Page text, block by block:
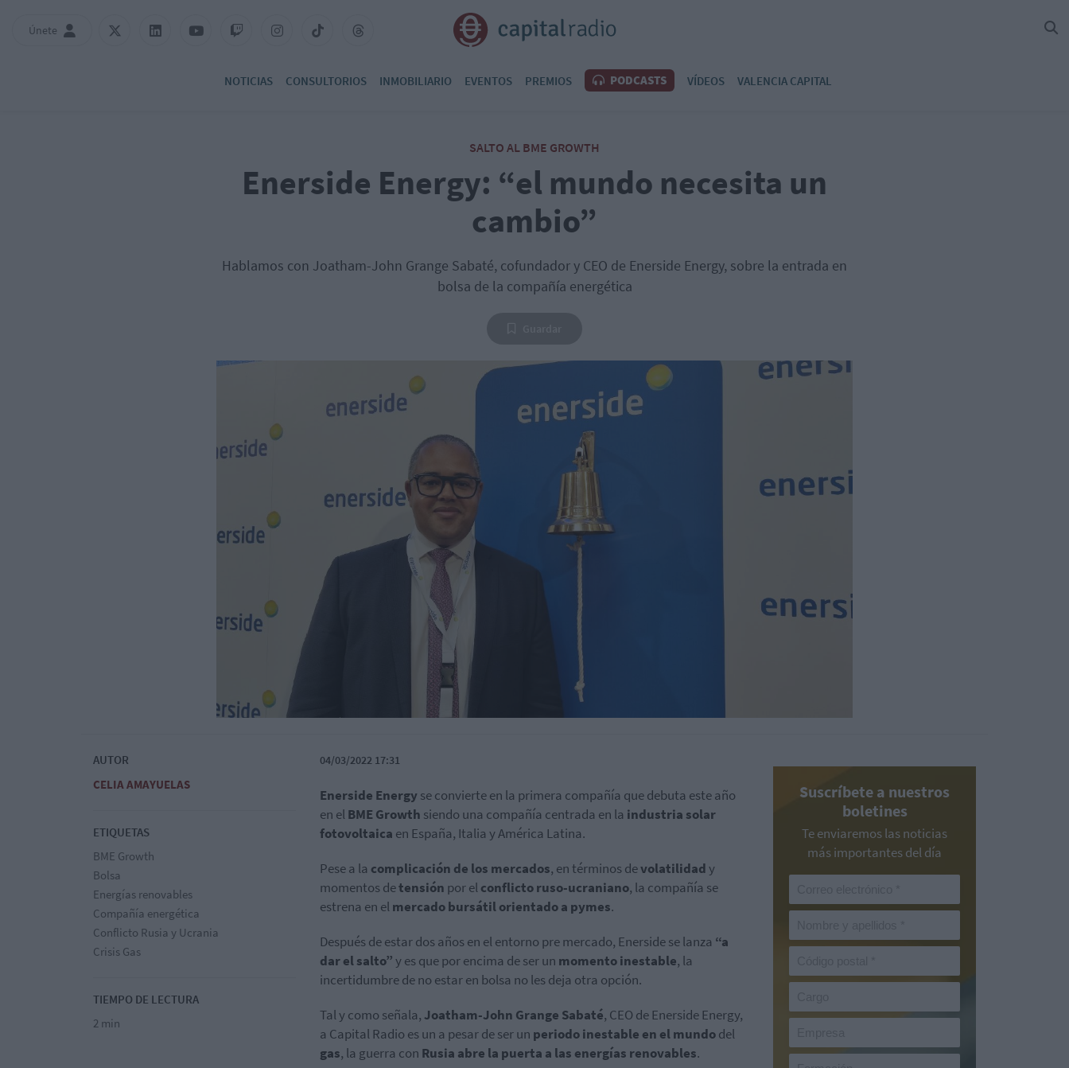
Únete
NOTICIAS CONSULTORIOS INMOBILIARIO EVENTOS PREMIOS PODCASTS VÍDEOS VALENCIA CAPITAL
SALTO AL BME GROWTH
Enerside Energy: “el mundo necesita un
cambio”
Hablamos con Joatham-John Grange Sabaté, cofundador y CEO de Enerside Energy, sobre la entrada en
bolsa de la compañía energética
AUTOR
CELIA AMAYUELAS
ETIQUETAS
BME Growth
Bolsa
Energías renovables
Compañía energética
Conflicto Rusia y Ucrania
Crisis Gas
TIEMPO DE LECTURA
2 min
04/03/2022 17:31
Enerside Energyse convierte en la primera compañía que debuta este año
en elBME Growth siendo una compañía centrada en la industria solar
fotovoltaica en España, Italia y América Latina.
Pese a la complicación de los mercados, en términos devolatilidady
momentos detensión por elconflicto ruso-ucraniano, la compañía se
estrena en elmercado bursátil orientado a pymes.
Después de estar dos años en el entorno pre mercado, Enerside se lanza “a
dar el salto”y es que por encima de ser un momento inestable, la
incertidumbre de no estar en bolsa no les deja otra opción.
Tal y como señala, Joatham-John Grange Sabaté, CEO de Enerside Energy,
a Capital Radio es un a pesar de ser un periodo inestable en el mundodel
gas, la guerra con Rusia abre la puerta a las energías renovables.
Suscríbete a nuestros
boletines
Te enviaremos las noticias
más importantes del día